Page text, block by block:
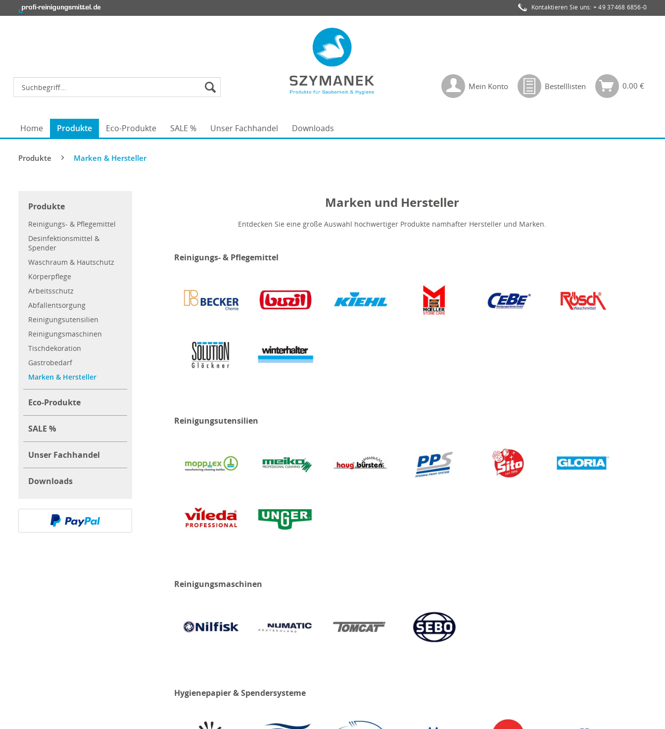
Kontaktieren Sie uns: + 49 37468 6856-0
Mein Konto Bestelllisten 0,00 €
Home Produkte Eco-Produkte SALE % Unser Fachhandel Downloads
Produkte Marken & Hersteller
Produkte
Reinigungs- & Pflegemittel
Desinfektionsmittel &
Spender
Waschraum & Hautschutz
Körperpflege
Arbeitsschutz
Abfallentsorgung
Reinigungsutensilien
Reinigungsmaschinen
Tischdekoration
Gastrobedarf
Marken & Hersteller
Eco-Produkte
SALE %
Unser Fachhandel
Downloads
Marken und Hersteller
Entdecken Sie eine große Auswahl hochwertiger Produkte namhafter Hersteller und Marken.
Reinigungs- & Pflegemittel
Reinigungsutensilien
Reinigungsmaschinen
Hygienepapier & Spendersysteme